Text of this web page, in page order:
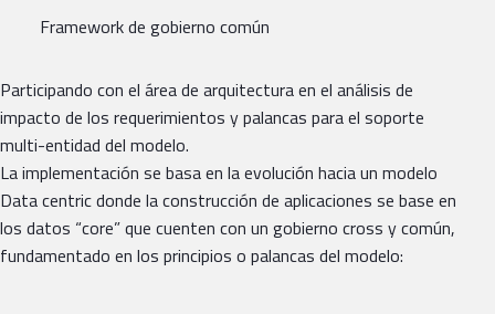
Framework de gobierno común
Participando con el área de arquitectura en el análisis de
impacto de los requerimientos y palancas para el soporte
multi-entidad del modelo.
La implementación se basa en la evolución hacia un modelo
Data centric donde la construcción de aplicaciones se base en
los datos “core” que cuenten con un gobierno cross y común,
fundamentado en los principios o palancas del modelo: